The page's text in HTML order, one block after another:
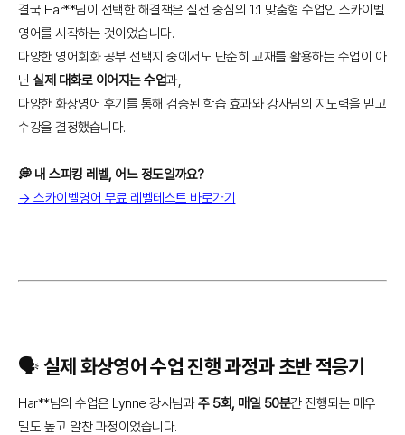
결국 Har**님이 선택한 해결책은 실전 중심의 1:1 맞춤형 수업인 스카이벨
영어를 시작하는 것이었습니다.
다양한 영어회화 공부 선택지 중에서도 단순히 교재를 활용하는 수업이 아
닌실제 대화로 이어지는 수업과,
다양한 화상영어 후기를 통해 검증된 학습 효과와 강사님의 지도력을 믿고
수강을 결정했습니다.
💭 내 스피킹 레벨, 어느 정도일까요?
→ 스카이벨영어 무료 레벨테스트 바로가기
🗣️ 실제 화상영어 수업 진행 과정과 초반 적응기
Har**님의 수업은 Lynne 강사님과주 5회, 매일 50분간 진행되는 매우
밀도 높고 알찬 과정이었습니다.